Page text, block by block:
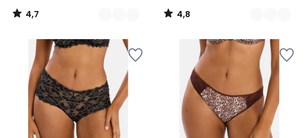
4,7
/
4,8
/